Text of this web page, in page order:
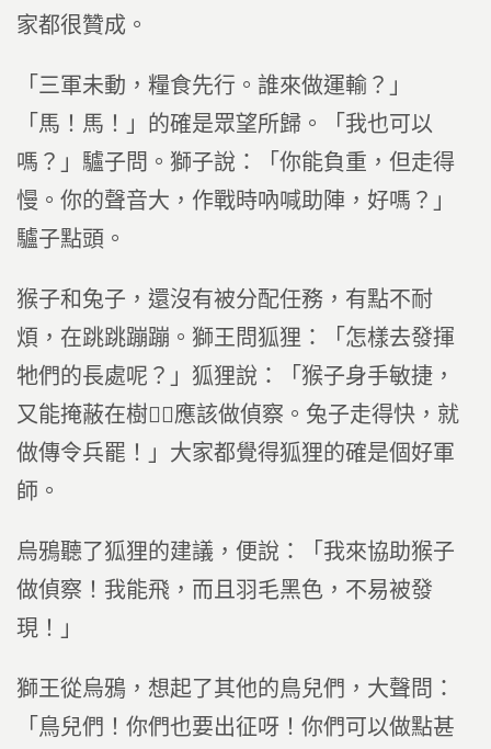
家都很贊成。
「三軍未動，糧食先行。誰來做運輸？」
「馬！馬！」的確是眾望所歸。「我也可以
嗎？」驢子問。獅子說：「你能負重，但走得
慢。你的聲音大，作戰時吶喊助陣，好嗎？」
驢子點頭。
猴子和兔子，還沒有被分配任務，有點不耐
煩，在跳跳蹦蹦。獅王問狐狸：「怎樣去發揮
牠們的長處呢？」狐狸說：「猴子身手敏捷，
又能掩蔽在樹，應該做偵察。兔子走得快，就
做傳令兵罷！」大家都覺得狐狸的確是個好軍
師。
烏鴉聽了狐狸的建議，便說：「我來協助猴子
做偵察！我能飛，而且羽毛黑色，不易被發
現！」
獅王從烏鴉，想起了其他的鳥兒們，大聲問：
「鳥兒們！你們也要出征呀！你們可以做點甚